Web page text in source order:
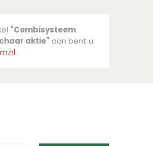
"Combisysteem
aktie" dan bent u
.